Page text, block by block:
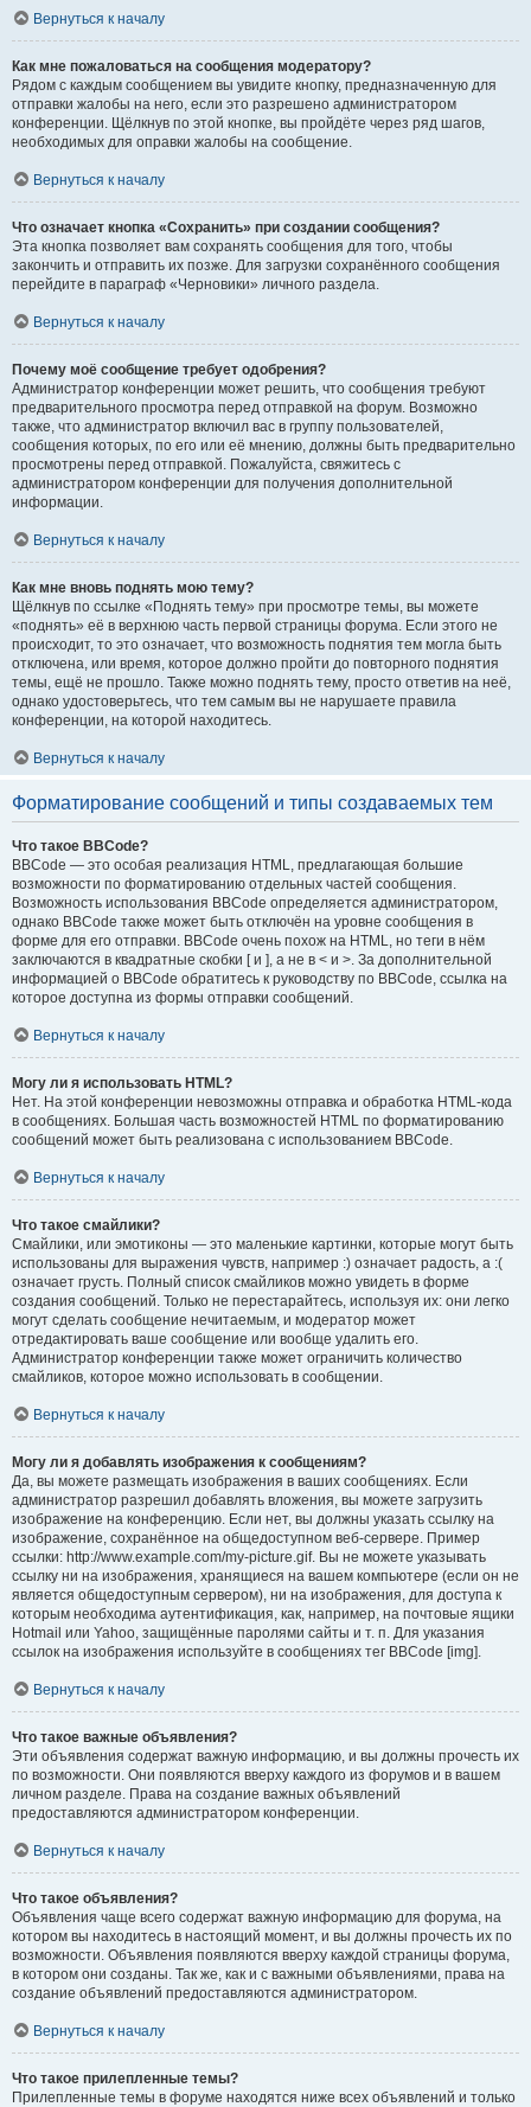
Вернуться к началу
Как мне пожаловаться на сообщения модератору?
Рядом с каждым сообщением вы увидите кнопку, предназначенную для
отправки жалобы на него, если это разрешено администратором
конференции. Щёлкнув по этой кнопке, вы пройдёте через ряд шагов,
необходимых для оправки жалобы на сообщение.
Вернуться к началу
Что означает кнопка «Сохранить» при создании сообщения?
Эта кнопка позволяет вам сохранять сообщения для того, чтобы
закончить и отправить их позже. Для загрузки сохранённого сообщения
перейдите в параграф «Черновики» личного раздела.
Вернуться к началу
Почему моё сообщение требует одобрения?
Администратор конференции может решить, что сообщения требуют
предварительного просмотра перед отправкой на форум. Возможно
также, что администратор включил вас в группу пользователей,
сообщения которых, по его или её мнению, должны быть предварительно
просмотрены перед отправкой. Пожалуйста, свяжитесь с
администратором конференции для получения дополнительной
информации.
Вернуться к началу
Как мне вновь поднять мою тему?
Щёлкнув по ссылке «Поднять тему» при просмотре темы, вы можете
«поднять» её в верхнюю часть первой страницы форума. Если этого не
происходит, то это означает, что возможность поднятия тем могла быть
отключена, или время, которое должно пройти до повторного поднятия
темы, ещё не прошло. Также можно поднять тему, просто ответив на неё,
однако удостоверьтесь, что тем самым вы не нарушаете правила
конференции, на которой находитесь.
Вернуться к началу
Форматирование сообщений и типы создаваемых тем
Что такое BBCode?
BBCode — это особая реализация HTML, предлагающая большие
возможности по форматированию отдельных частей сообщения.
Возможность использования BBCode определяется администратором,
однако BBCode также может быть отключён на уровне сообщения в
форме для его отправки. BBCode очень похож на HTML, но теги в нём
заключаются в квадратные скобки [ и ], а не в < и >. За дополнительной
информацией о BBCode обратитесь к руководству по BBCode, ссылка на
которое доступна из формы отправки сообщений.
Вернуться к началу
Могу ли я использовать HTML?
Нет. На этой конференции невозможны отправка и обработка HTML-кода
в сообщениях. Большая часть возможностей HTML по форматированию
сообщений может быть реализована с использованием BBCode.
Вернуться к началу
Что такое смайлики?
Смайлики, или эмотиконы — это маленькие картинки, которые могут быть
использованы для выражения чувств, например :) означает радость, а :(
означает грусть. Полный список смайликов можно увидеть в форме
создания сообщений. Только не перестарайтесь, используя их: они легко
могут сделать сообщение нечитаемым, и модератор может
отредактировать ваше сообщение или вообще удалить его.
Администратор конференции также может ограничить количество
смайликов, которое можно использовать в сообщении.
Вернуться к началу
Могу ли я добавлять изображения к сообщениям?
Да, вы можете размещать изображения в ваших сообщениях. Если
администратор разрешил добавлять вложения, вы можете загрузить
изображение на конференцию. Если нет, вы должны указать ссылку на
изображение, сохранённое на общедоступном веб-сервере. Пример
ссылки: http://www.example.com/my-picture.gif. Вы не можете указывать
ссылку ни на изображения, хранящиеся на вашем компьютере (если он не
является общедоступным сервером), ни на изображения, для доступа к
которым необходима аутентификация, как, например, на почтовые ящики
Hotmail или Yahoo, защищённые паролями сайты и т. п. Для указания
ссылок на изображения используйте в сообщениях тег BBCode [img].
Вернуться к началу
Что такое важные объявления?
Эти объявления содержат важную информацию, и вы должны прочесть их
по возможности. Они появляются вверху каждого из форумов и в вашем
личном разделе. Права на создание важных объявлений
предоставляются администратором конференции.
Вернуться к началу
Что такое объявления?
Объявления чаще всего содержат важную информацию для форума, на
котором вы находитесь в настоящий момент, и вы должны прочесть их по
возможности. Объявления появляются вверху каждой страницы форума,
в котором они созданы. Так же, как и с важными объявлениями, права на
создание объявлений предоставляются администратором.
Вернуться к началу
Что такое прилепленные темы?
Прилепленные темы в форуме находятся ниже всех объявлений и только